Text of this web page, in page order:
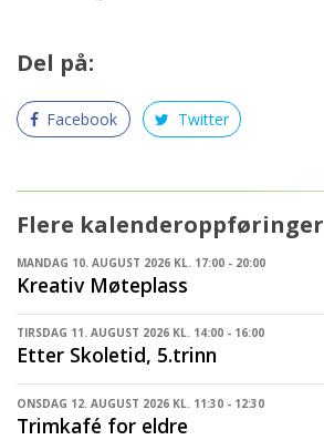
Del på:
Facebook Twitter
Flere kalenderoppføringer
MANDAG 10. AUGUST 2026 KL. 17:00 - 20:00
Kreativ Møteplass
TIRSDAG 11. AUGUST 2026 KL. 14:00 - 16:00
Etter Skoletid, 5.trinn
ONSDAG 12. AUGUST 2026 KL. 11:30 - 12:30
Trimkafé for eldre